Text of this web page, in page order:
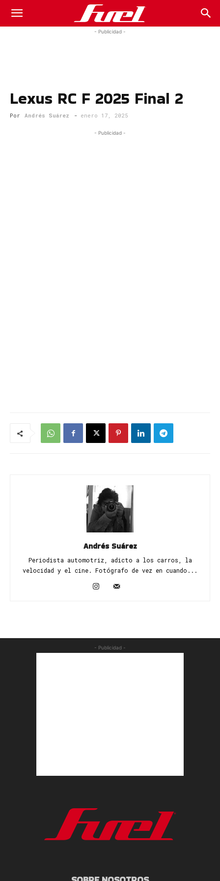
Fuel
Magazine
- Publicidad -
Lexus RC F 2025 Final 2
Por Andrés Suárez - enero 17, 2025
- Publicidad -
Andrés Suárez
Periodista automotriz, adicto a los carros, la
velocidad y el cine. Fotógrafo de vez en cuando...
- Publicidad -